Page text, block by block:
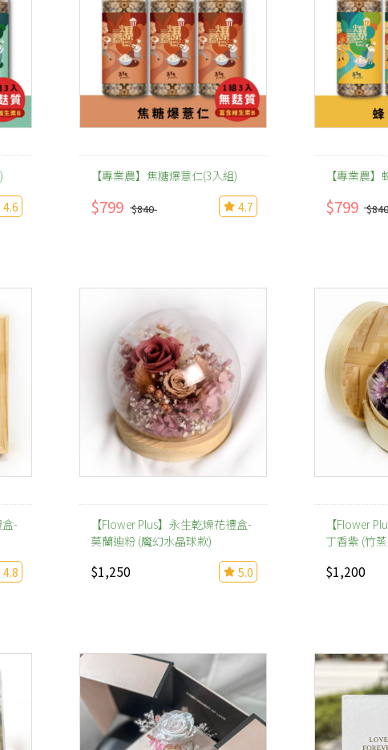
4.6
【專業農】焦糖爆薏仁(3入組)
$799 $840 4.7
【專業農
$799 $840
盒-
4.8
【Flower Plus】永生乾燥花禮盒-
莫蘭迪粉 (魔幻水晶球款)
$1,250 5.0
【Flower
丁香紫 (竹
$1,200